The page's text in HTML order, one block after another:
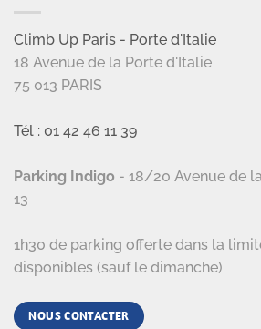
Climb Up Paris - Porte d'Italie
18 Avenue de la Porte d'Italie
75 013 PARIS
Tél : 01 42 46 11 39
Parking Indigo - 18/20 Avenue de
13
1h30 de parking offerte dans la
disponibles (sauf le dimanche)
NOUS CONTACTER